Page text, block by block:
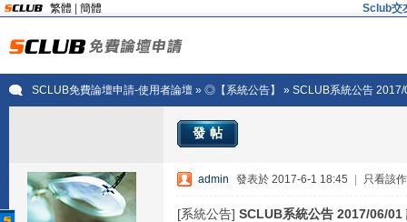
繁體 簡體 Sclub交
SCLUB免費論壇申請-使用者論壇» ◎【系統公告】 » SCLUB系統公告
發帖
admin 發表於 2017-6-1 18:45 只看該
[系統公告] SCLUB系統公告 2017/06/01